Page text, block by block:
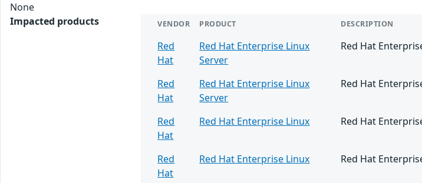
None
Impacted products
VENDOR PRODUCT DESCRIPTION
Red
Hat
Red Hat Enterprise Linux
Server
Red Hat
Red
Hat
Red Hat Enterprise Linux
Server
Red Hat
Red
Hat
Red Hat Enterprise Linux Red Hat
Red
Hat
Red Hat Enterprise Linux Red Hat